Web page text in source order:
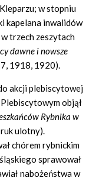
w stopniu
kapelana inwalidów
trzech zeszytach
cy dawne i nowsze
1918, 1920).
akcji plebiscytowej
objął
ńców Rybnika w
ulotny).
chórem rybnickim
sprawował
nabożeństwa w